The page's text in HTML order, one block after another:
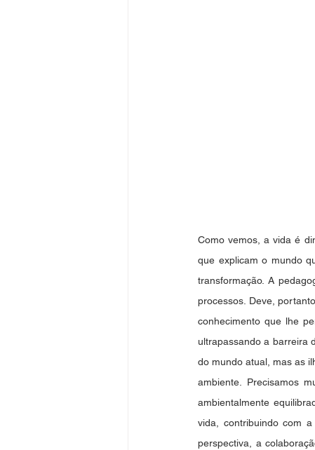
Como vemos, a vida é
que explicam o mundo
transformação. A
processos. Deve,
conhecimento que lhe
ultrapassando a barreira
do mundo atual, mas as
ambiente. Precisamos
ambientalmente
vida, contribuindo com
perspectiva, a